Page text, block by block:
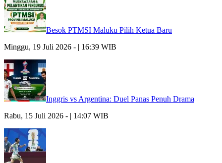
Besok PTMSI Maluku Pilih Ketua Baru
Minggu, 19 Juli 2026 - | 16:39 WIB
Inggris vs Argentina: Duel Panas Penuh Drama
Rabu, 15 Juli 2026 - | 14:07 WIB